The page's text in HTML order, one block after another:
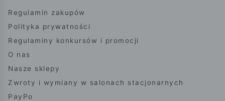
Regulamin zakupów
Polityka prywatności
Regulaminy konkursów i promocji
O nas
Nasze sklepy
Zwroty i wymiany w salonach stacjonarnych
PayPo